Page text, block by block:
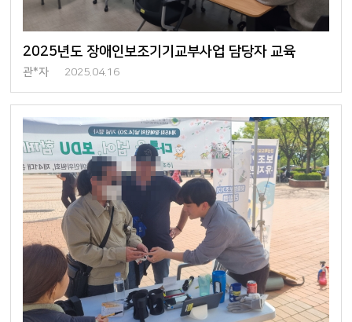
2025년도 장애인보조기기교부사업 담당자 교육
관*자 2025.04.16